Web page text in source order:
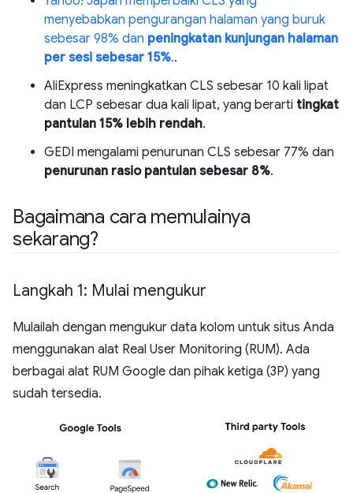
menyebabkan pengurangan halaman yang buruk
sebesar 98% dan peningkatan kunjungan halaman
per sesi sebesar 15%..
AliExpress meningkatkan CLS sebesar 10 kali lipat
dan LCP sebesar dua kali lipat, yang berarti tingkat
pantulan 15% lebih rendah.
GEDI mengalami penurunan CLS sebesar 77% dan
penurunan rasio pantulan sebesar 8%.
Bagaimana cara memulainya
sekarang?
Langkah 1: Mulai mengukur
Mulailah dengan mengukur data kolom untuk situs Anda
menggunakan alat Real User Monitoring (RUM). Ada
berbagai alat RUM Google dan pihak ketiga (3P) yang
sudah tersedia.